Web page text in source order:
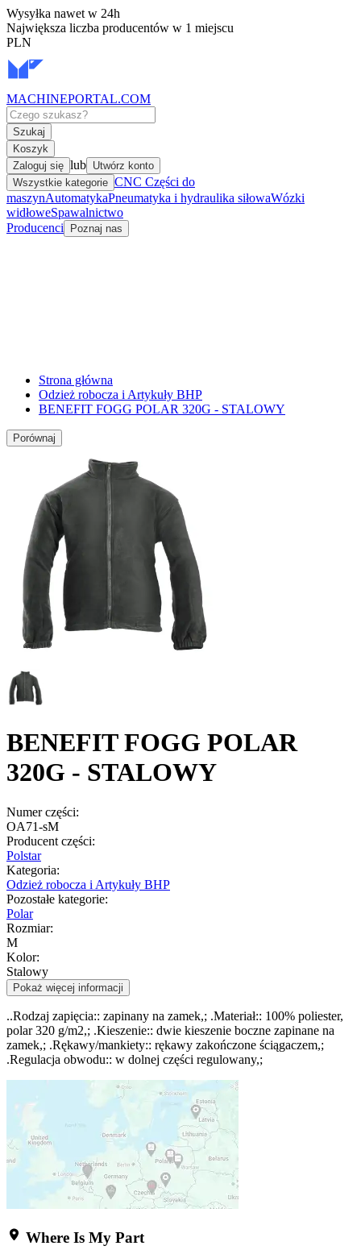
Wysyłka nawet w 24h
Największa liczba producentów w 1 miejscu
PLN
MACHINEPORTAL.COM
Szukaj
Koszyk
Zaloguj się lub Utwórz konto
Wszystkie kategorie CNC Części do
maszynAutomatykaPneumatyka i hydraulika siłowaWózki
widłoweSpawalnictwo
Producenci
Poznaj nas
Strona główna
Odzież robocza i Artykuły BHP
BENEFIT FOGG POLAR 320G - STALOWY
Porównaj
BENEFIT FOGG POLAR
320G - STALOWY
Numer części:
OA71-sM
Producent części:
Polstar
Kategoria:
Odzież robocza i Artykuły BHP
Pozostałe kategorie:
Polar
Rozmiar:
M
Kolor:
Stalowy
Pokaż więcej informacji
..Rodzaj zapięcia:: zapinany na zamek,; .Materiał:: 100% poliester,
polar 320 g/m2,; .Kieszenie:: dwie kieszenie boczne zapinane na
zamek,; .Rękawy/mankiety:: rękawy zakończone ściągaczem,;
.Regulacja obwodu:: w dolnej części regulowany,;
Where Is My Part